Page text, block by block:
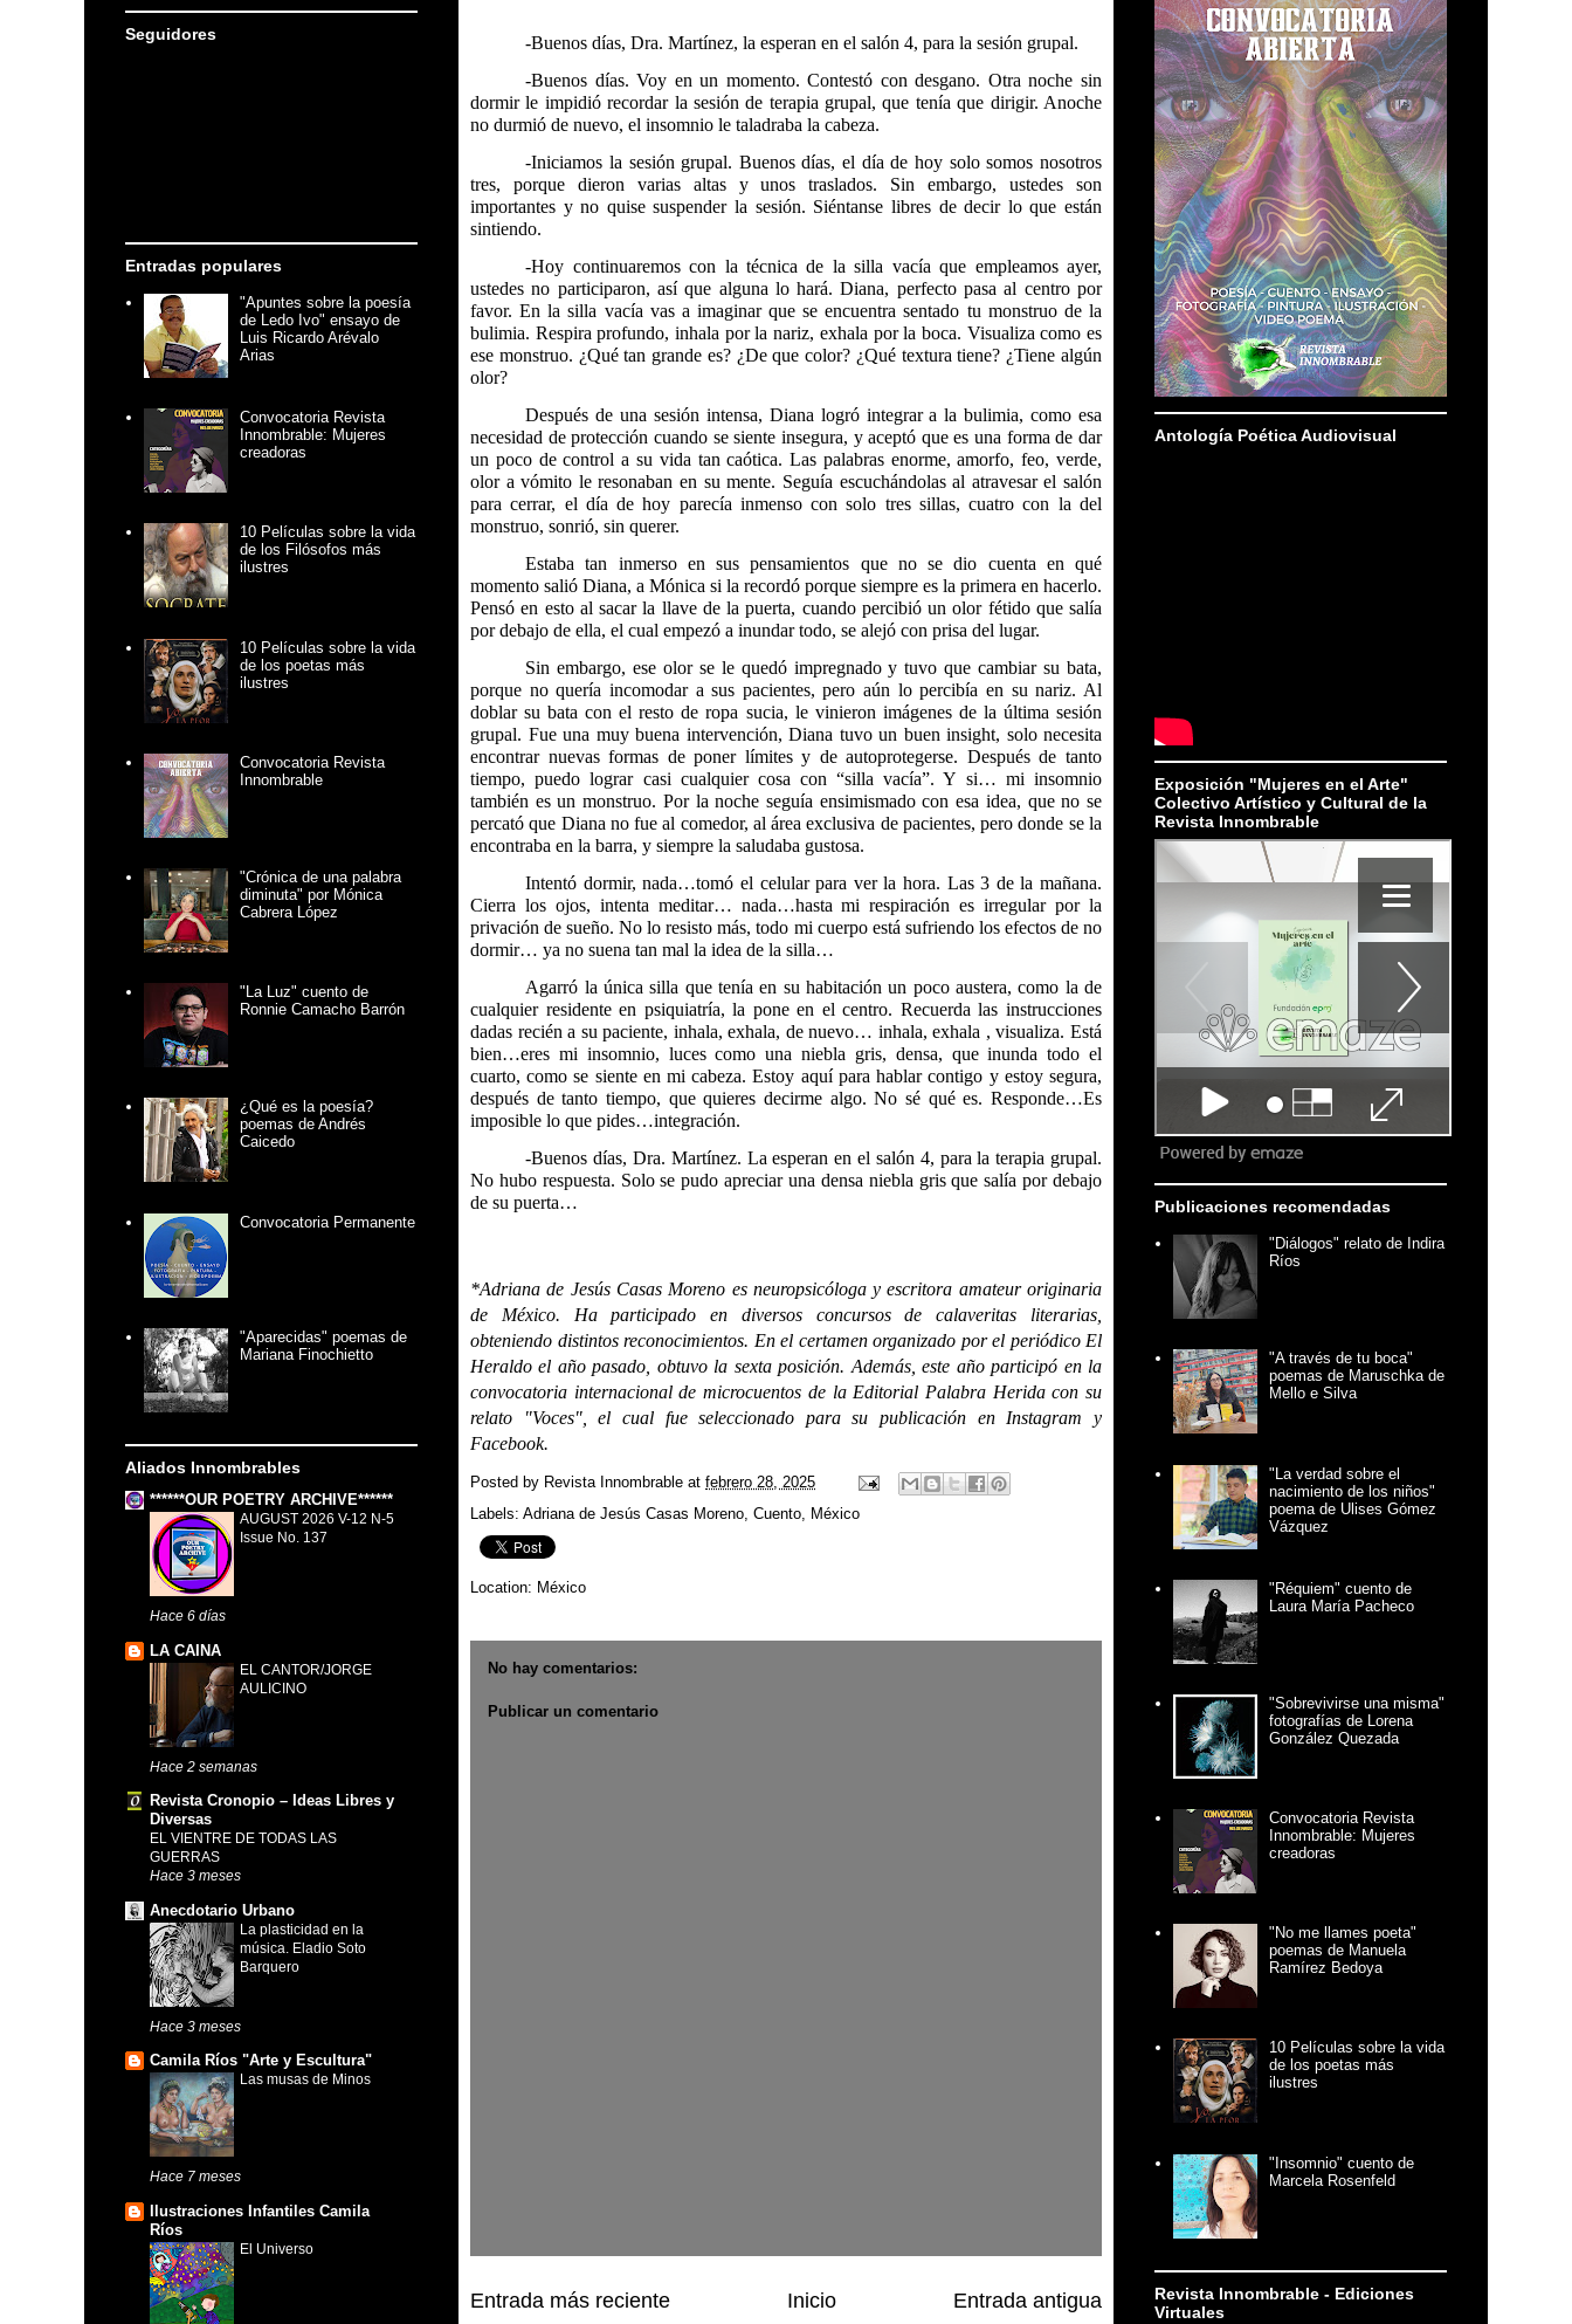
-Buenos días, Dra. Martínez, la esperan en el salón 4, para la sesión grupal.
-Buenos días. Voy en un momento. Contestó con desgano. Otra noche sin
dormir le impidió recordar la sesión de terapia grupal, que tenía que dirigir. Anoche
no durmió de nuevo, el insomnio le taladraba la cabeza.
-Iniciamos la sesión grupal. Buenos días, el día de hoy solo somos nosotros
tres, porque dieron varias altas y unos traslados. Sin embargo, ustedes son
importantes y no quise suspender la sesión. Siéntanse libres de decir lo que están
sintiendo.
-Hoy continuaremos con la técnica de la silla vacía que empleamos ayer,
ustedes no participaron, así que alguna lo hará. Diana, perfecto pasa al centro por
favor. En la silla vacía vas a imaginar que se encuentra sentado tu monstruo de la
bulimia. Respira profundo, inhala por la nariz, exhala por la boca. Visualiza como es
ese monstruo. ¿Qué tan grande es? ¿De que color? ¿Qué textura tiene? ¿Tiene algún
olor?
Después de una sesión intensa, Diana logró integrar a la bulimia, como esa
necesidad de protección cuando se siente insegura, y aceptó que es una forma de dar
un poco de control a su vida tan caótica. Las palabras enorme, amorfo, feo, verde,
olor a vómito le resonaban en su mente. Seguía escuchándolas al atravesar el salón
para cerrar, el día de hoy parecía inmenso con solo tres sillas, cuatro con la del
monstruo, sonrió, sin querer.
Estaba tan inmerso en sus pensamientos que no se dio cuenta en qué
momento salió Diana, a Mónica si la recordó porque siempre es la primera en hacerlo.
Pensó en esto al sacar la llave de la puerta, cuando percibió un olor fétido que salía
por debajo de ella, el cual empezó a inundar todo, se alejó con prisa del lugar.
Sin embargo, ese olor se le quedó impregnado y tuvo que cambiar su bata,
porque no quería incomodar a sus pacientes, pero aún lo percibía en su nariz. Al
doblar su bata con el resto de ropa sucia, le vinieron imágenes de la última sesión
grupal. Fue una muy buena intervención, Diana tuvo un buen insight, solo necesita
encontrar nuevas formas de poner límites y de autoprotegerse. Después de tanto
tiempo, puedo lograr casi cualquier cosa con “silla vacía”. Y si… mi insomnio
también es un monstruo. Por la noche seguía ensimismado con esa idea, que no se
percató que Diana no fue al comedor, al área exclusiva de pacientes, pero donde se la
encontraba en la barra, y siempre la saludaba gustosa.
Intentó dormir, nada…tomó el celular para ver la hora. Las 3 de la mañana.
Cierra los ojos, intenta meditar… nada…hasta mi respiración es irregular por la
privación de sueño. No lo resisto más, todo mi cuerpo está sufriendo los efectos de no
dormir… ya no suena tan mal la idea de la silla…
Agarró la única silla que tenía en su habitación un poco austera, como la de
cualquier residente en psiquiatría, la pone en el centro. Recuerda las instrucciones
dadas recién a su paciente, inhala, exhala, de nuevo… inhala, exhala , visualiza. Está
bien…eres mi insomnio, luces como una niebla gris, densa, que inunda todo el
cuarto, como se siente en mi cabeza. Estoy aquí para hablar contigo y estoy segura,
después de tanto tiempo, que quieres decirme algo. No sé qué es. Responde…Es
imposible lo que pides…integración.
-Buenos días, Dra. Martínez. La esperan en el salón 4, para la terapia grupal.
No hubo respuesta. Solo se pudo apreciar una densa niebla gris que salía por debajo
de su puerta…
*Adriana de Jesús Casas Moreno es neuropsicólogay escritora amateur originaria
de México. Ha participado en diversos concursos de calaveritas literarias,
obteniendo distintos reconocimientos. En el certamen organizado por el periódico El
Heraldo el año pasado, obtuvo la sexta posición. Además, este año participó en la
convocatoria internacional de microcuentos de la Editorial Palabra Herida con su
relato "Voces", el cual fue seleccionado para su publicación en Instagram y
Facebook.
Posted by Revista Innombrable at febrero 28, 2025
Labels: Adriana de Jesús Casas Moreno, Cuento, México
Location: México
No hay comentarios:
Publicar un comentario
Entrada más reciente Entrada antigua
Inicio
Seguidores
Entradas populares
"Apuntes sobre la poesía
de Ledo Ivo" ensayo de
Luis Ricardo Arévalo
Arias
Convocatoria Revista
Innombrable: Mujeres
creadoras
10 Películas sobre la vida
de los Filósofos más
ilustres
10 Películas sobre la vida
de los poetas más
ilustres
Convocatoria Revista
Innombrable
"Crónica de una palabra
diminuta" por Mónica
Cabrera López
"La Luz" cuento de
Ronnie Camacho Barrón
¿Qué es la poesía?
poemas de Andrés
Caicedo
Convocatoria Permanente
"Aparecidas" poemas de
Mariana Finochietto
Aliados Innombrables
******OUR POETRY ARCHIVE******
AUGUST 2026 V-12 N-5
Issue No. 137
Hace 6 días
LA CAINA
EL CANTOR/JORGE
AULICINO
Hace 2 semanas
Revista Cronopio – Ideas Libres y
Diversas
EL VIENTRE DE TODAS LAS
GUERRAS
Hace 3 meses
Anecdotario Urbano
La plasticidad en la
música. Eladio Soto
Barquero
Hace 3 meses
Camila Ríos "Arte y Escultura"
Las musas de Minos
Hace 7 meses
Ilustraciones Infantiles Camila
Ríos
El Universo
Antología Poética Audiovisual
Exposición "Mujeres en el Arte"
Colectivo Artístico y Cultural de la
Revista Innombrable
Publicaciones recomendadas
"Diálogos" relato de Indira
Ríos
"A través de tu boca"
poemas de Maruschka de
Mello e Silva
"La verdad sobre el
nacimiento de los niños"
poema de Ulises Gómez
Vázquez
"Réquiem" cuento de
Laura María Pacheco
"Sobrevivirse una misma"
fotografías de Lorena
González Quezada
Convocatoria Revista
Innombrable: Mujeres
creadoras
"No me llames poeta"
poemas de Manuela
Ramírez Bedoya
10 Películas sobre la vida
de los poetas más
ilustres
"Insomnio" cuento de
Marcela Rosenfeld
Revista Innombrable - Ediciones
Virtuales